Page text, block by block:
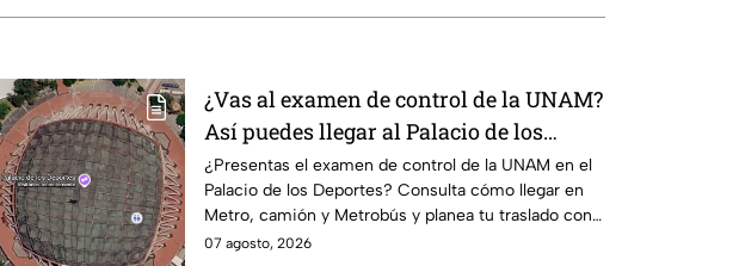
¿Vas al examen de control de la UNAM?
Así puedes llegar al Palacio de los
Deportes en Metro, camión y Metrobús
¿Presentas el examen de control de la UNAM en el
Palacio de los Deportes? Consulta cómo llegar en
Metro, camión y Metrobús y planea tu traslado con
anticipación.
07 agosto, 2026